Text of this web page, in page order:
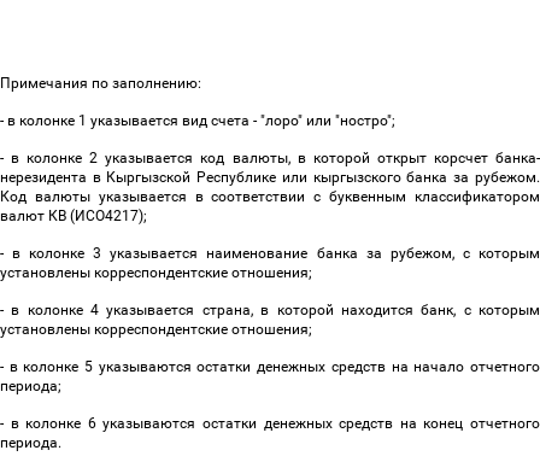
Примечания по заполнению:
- в колонке 1 указывается вид счета - "лоро" или "ностро";
- в колонке 2 указывается код валюты, в которой открыт корсчет банка-
нерезидента в Кыргызской Республике или кыргызского банка за рубежом.
Код валюты указывается в соответствии с буквенным классификатором
валют КВ (ИСО4217);
- в колонке 3 указывается наименование банка за рубежом, с которым
установлены корреспондентские отношения;
- в колонке 4 указывается страна, в которой находится банк, с которым
установлены корреспондентские отношения;
- в колонке 5 указываются остатки денежных средств на начало отчетного
периода;
- в колонке 6 указываются остатки денежных средств на конец отчетного
периода.